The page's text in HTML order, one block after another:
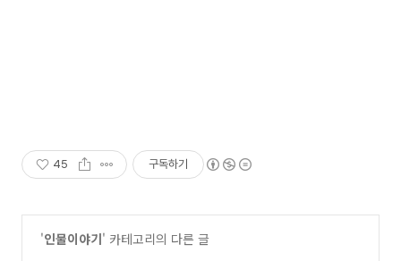
45 구독하기
'인물이야기' 카테고리의 다른 글